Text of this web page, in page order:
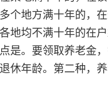
个地方满十年的，
地均不满十年的在户
是。要领取养老金
休年龄。第二种，